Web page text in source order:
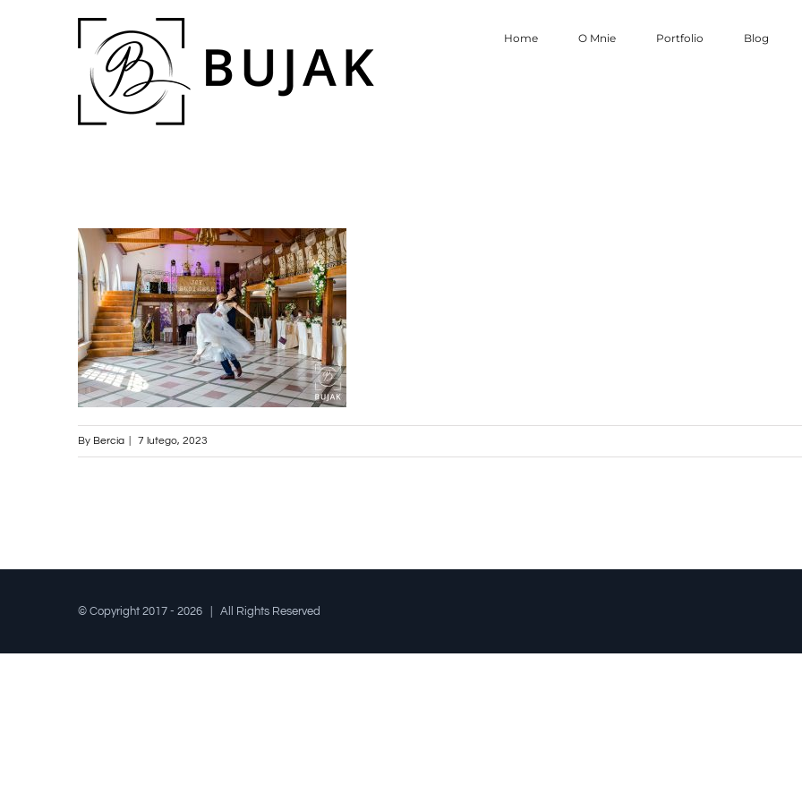
Home O Mnie Portfolio Blog
By Bercia 7 lutego, 2023
© Copyright 2017 - 2026 | All Rights Reserved